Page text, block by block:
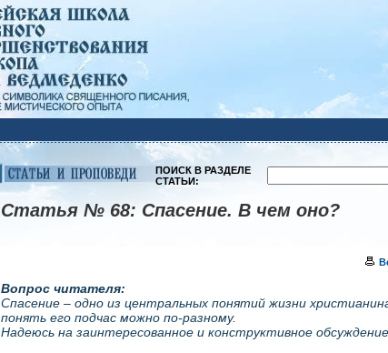
ПОИСК В РАЗДЕЛЕ
СТАТЬИ:
Статья № 68: Спасение. В чем оно?
Вопрос читателя:
Спасение – одно из центральных понятий жизни
понять его подчас можно по-разному.
Надеюсь на заинтересованное и конструктивное обсуждение